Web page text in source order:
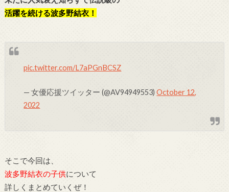
活躍を続ける波多野結衣！
pic.twitter.com/L7aPGnBCSZ
— 女優応援ツイッター (@AV94949553)October 12,
2022
そこで今回は、
波多野結衣の子供について
詳しくまとめていくぜ！